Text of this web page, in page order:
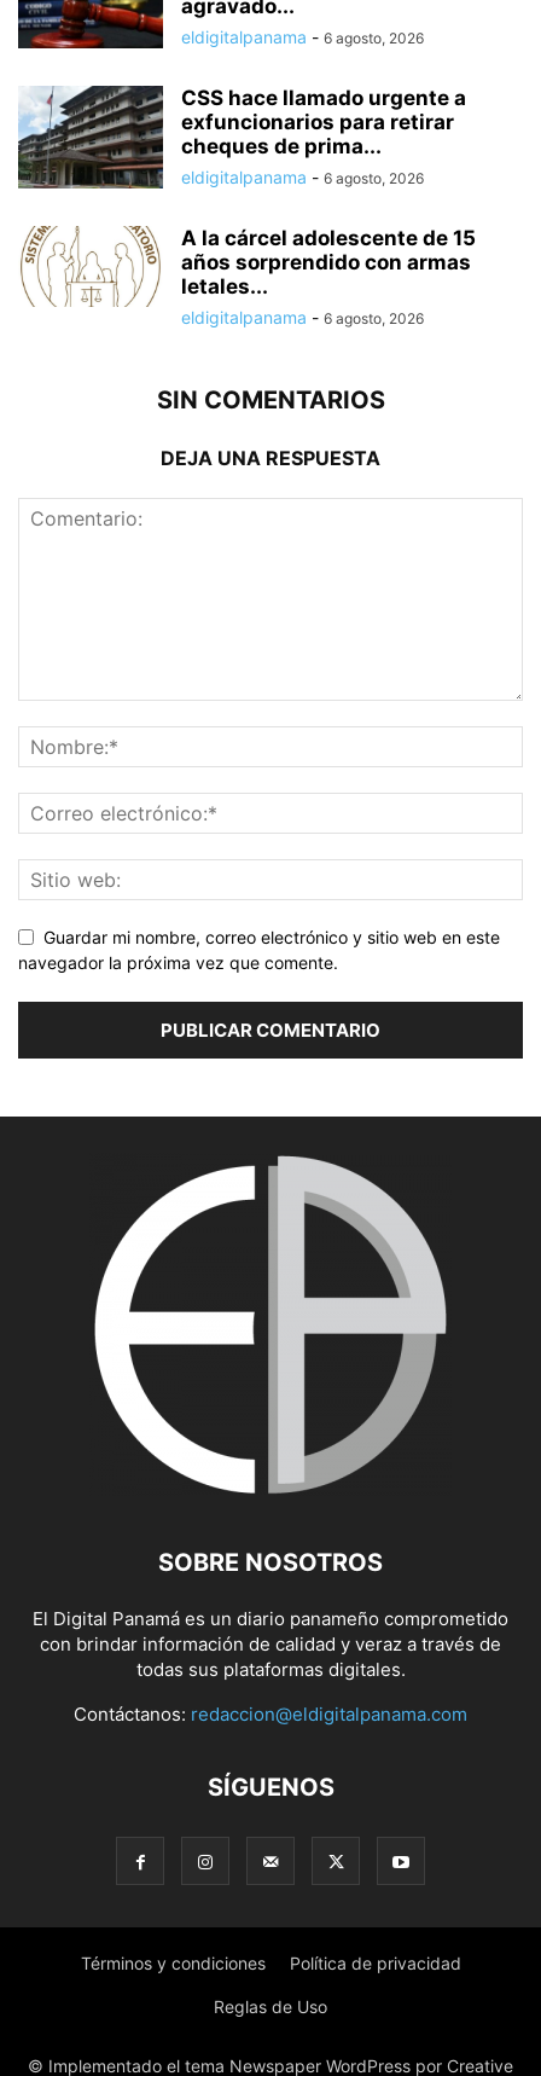
agravado...
eldigitalpanama - 6 agosto, 2026
CSS hace llamado urgente a
exfuncionarios para retirar
cheques de prima...
eldigitalpanama - 6 agosto, 2026
A la cárcel adolescente de 15
años sorprendido con armas
letales...
eldigitalpanama - 6 agosto, 2026
SIN COMENTARIOS
DEJA UNA RESPUESTA
Guardar mi nombre, correo electrónico y sitio web en este
navegador la próxima vez que comente.
SOBRE NOSOTROS
El Digital Panamá es un diario panameño comprometido
con brindar información de calidad y veraz a través de
todas sus plataformas digitales.
Contáctanos: redaccion@eldigitalpanama.com
SÍGUENOS
Términos y condiciones Política de privacidad
Reglas de Uso
© Implementado el tema Newspaper WordPress por Creative